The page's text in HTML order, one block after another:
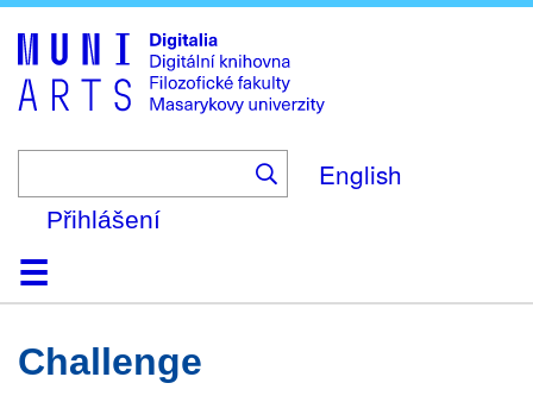
to
main
content
English
Přihlášení
DomůKolekce
Prohlížení
Vyhledávání
O platformě
Nápověda
KontaktDigitalia
Challenge